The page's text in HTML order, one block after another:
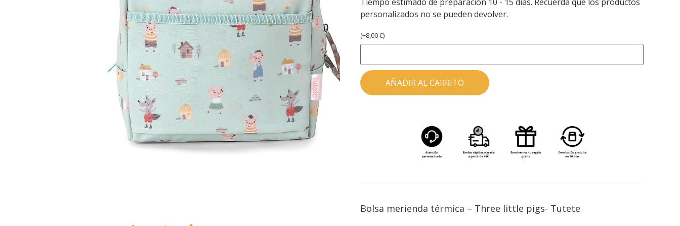
personalizados no se pueden devolver.
(+8,00€)
AÑADIR AL CARRITO
Bolsa merienda térmica – Three little pigs- Tutete